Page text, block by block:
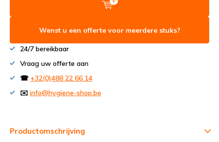
Wenst u een offerte voor meerdere stuks?
24/7 bereikbaar
Vraag uw offerte aan
☎ +32(0)488 22 66 14
✉️ info@hygiene-shop.be
Productomschrijving